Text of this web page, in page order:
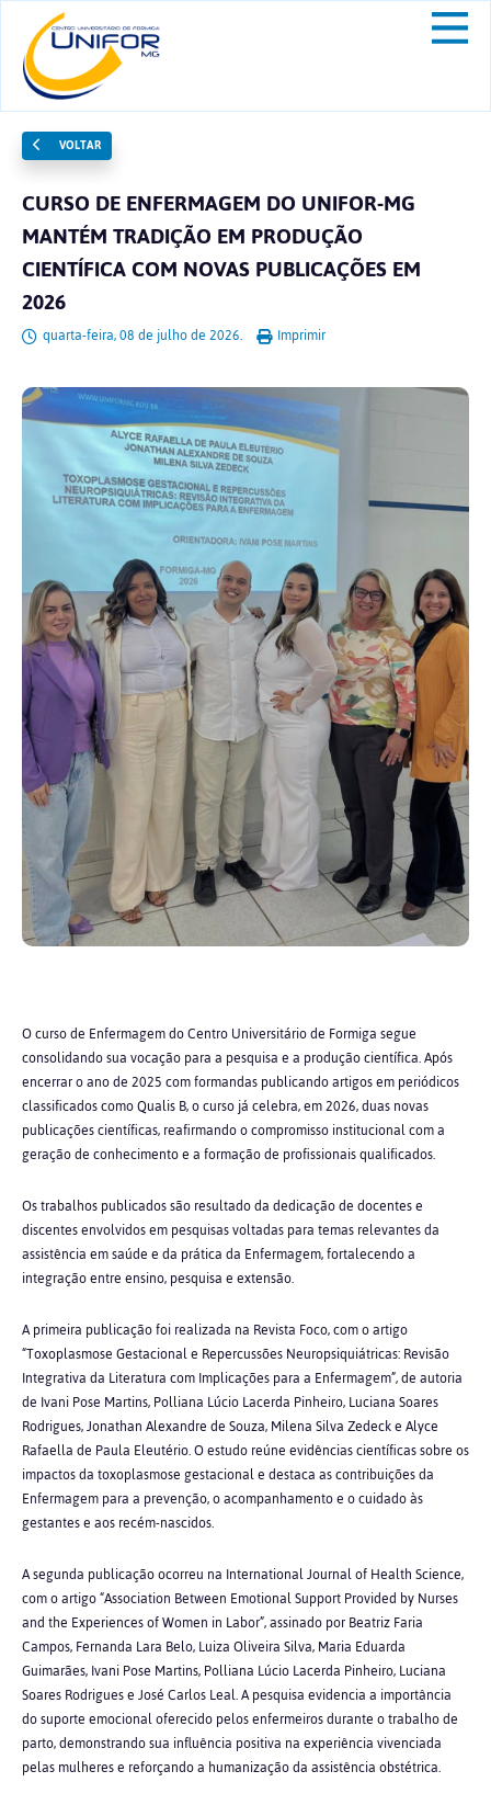
VOLTAR
CURSO DE ENFERMAGEM DO UNIFOR-MG
MANTÉM TRADIÇÃO EM PRODUÇÃO
CIENTÍFICA COM NOVAS PUBLICAÇÕES EM
2026
quarta-feira, 08 de julho de 2026. Imprimir
O curso de Enfermagem do Centro Universitário de Formiga segue
consolidando sua vocação para a pesquisa e a produção científica. Após
encerrar o ano de 2025 com formandas publicando artigos em periódicos
classificados como Qualis B, o curso já celebra, em 2026, duas novas
publicações científicas, reafirmando o compromisso institucional com a
geração de conhecimento e a formação de profissionais qualificados.
Os trabalhos publicados são resultado da dedicação de docentes e
discentes envolvidos em pesquisas voltadas para temas relevantes da
assistência em saúde e da prática da Enfermagem, fortalecendo a
integração entre ensino, pesquisa e extensão.
A primeira publicação foi realizada na Revista Foco, com o artigo
“Toxoplasmose Gestacional e Repercussões Neuropsiquiátricas: Revisão
Integrativa da Literatura com Implicações para a Enfermagem”, de autoria
de Ivani Pose Martins, Polliana Lúcio Lacerda Pinheiro, Luciana Soares
Rodrigues, Jonathan Alexandre de Souza, Milena Silva Zedeck e Alyce
Rafaella de Paula Eleutério. O estudo reúne evidências científicas sobre os
impactos da toxoplasmose gestacional e destaca as contribuições da
Enfermagem para a prevenção, o acompanhamento e o cuidado às
gestantes e aos recém-nascidos.
A segunda publicação ocorreu na International Journal of Health Science,
com o artigo “Association Between Emotional Support Provided by Nurses
and the Experiences of Women in Labor”, assinado por Beatriz Faria
Campos, Fernanda Lara Belo, Luiza Oliveira Silva, Maria Eduarda
Guimarães, Ivani Pose Martins, Polliana Lúcio Lacerda Pinheiro, Luciana
Soares Rodrigues e José Carlos Leal. A pesquisa evidencia a importância
do suporte emocional oferecido pelos enfermeiros durante o trabalho de
parto, demonstrando sua influência positiva na experiência vivenciada
pelas mulheres e reforçando a humanização da assistência obstétrica.